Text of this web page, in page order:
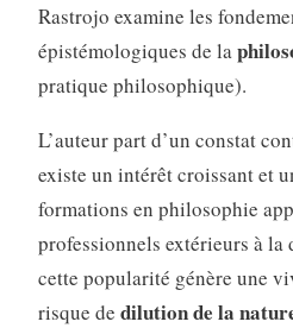
Rastrojo examine les
épistémologiques de la
pratique philosophique).
L’auteur part d’un constat
existe un intérêt croissant et
formations en philosophie
professionnels extérieurs à la
cette popularité génère une
risque de dilution de la